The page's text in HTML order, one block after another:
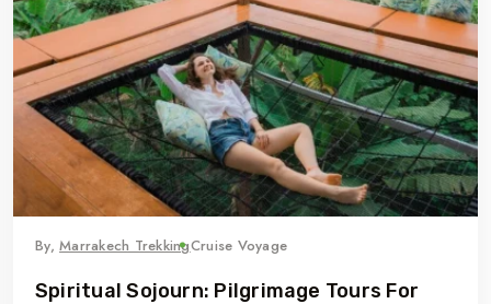
By,Marrakech TrekkingCruise Voyage
Spiritual Sojourn: Pilgrimage Tours For